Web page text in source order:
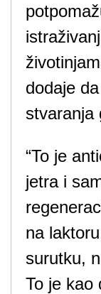
dodaje
stvaranja
“To je
jetra i
na
surutku,
To je kao